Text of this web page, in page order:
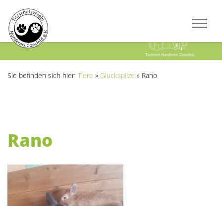
Sie befinden sich hier: Tiere » Glückspilze » Rano
Rano